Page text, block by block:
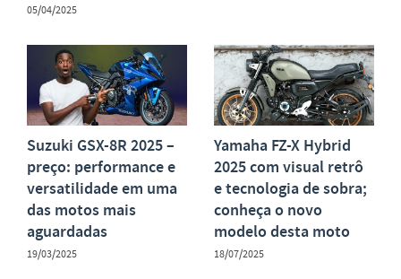
05/04/2025
Suzuki GSX-8R 2025 –
preço: performance e
versatilidade em uma
das motos mais
aguardadas
19/03/2025
Yamaha FZ-X Hybrid
2025 com visual retrô
e tecnologia de sobra;
conheça o novo
modelo desta moto
18/07/2025